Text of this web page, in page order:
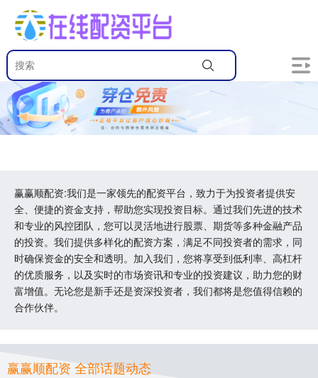
赢赢顺配资:我们是一家领先的配资平台，致力于为投资者提供安
全、便捷的资金支持，帮助您实现投资目标。通过我们先进的技术
和专业的风控团队，您可以灵活地进行股票、期货等多种金融产品
的投资。我们提供多样化的配资方案，满足不同投资者的需求，同
时确保资金的安全和透明。加入我们，您将享受到低利率、高杠杆
的优质服务，以及实时的市场资讯和专业的投资建议，助力您的财
富增值。无论您是新手还是资深投资者，我们都将是您值得信赖的
合作伙伴。
赢赢顺配资 全部话题动态